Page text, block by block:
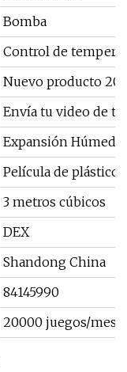
Bomba
Control de
Nuevo producto
Envía tu video de
Expansión Húmeda
Película de plástico
3 metros cúbicos
DEX
Shandong China
84145990
20000 juegos/mes